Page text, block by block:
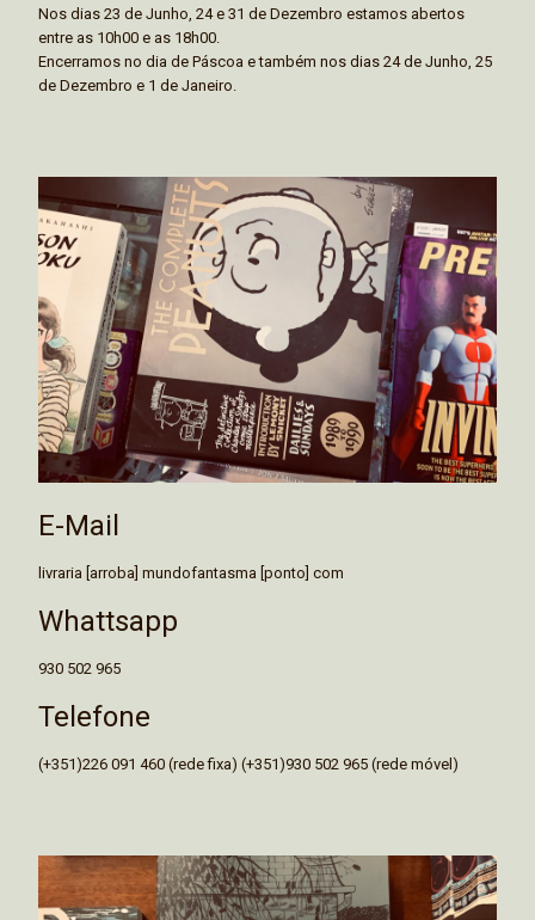
Nos dias 23 de Junho, 24 e 31 de Dezembro estamos abertos
entre as 10h00 e as 18h00.
Encerramos no dia de Páscoa e também nos dias 24 de Junho, 25
de Dezembro e 1 de Janeiro.
E-Mail
livraria [arroba] mundofantasma [ponto] com
Whattsapp
930 502 965
Telefone
(+351)226 091 460 (rede fixa) (+351)930 502 965 (rede móvel)